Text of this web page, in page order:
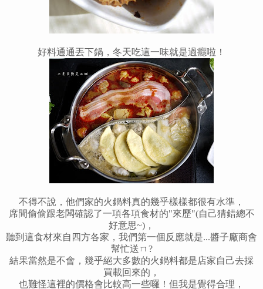
好料通通丟下鍋，冬天吃這一味就是過癮啦 ！
不得不說，他們家的火鍋料真的幾乎樣樣都很有水準，
席間偷偷跟老闆確認了一項各項食材的"來歷"(自己猜錯總不
好意思~)，
聽到這食材來自四方各家，我們第一個反應就是...醬子廠商會
幫忙送ㄇ?
結果當然是不會，幾乎絕大多數的火鍋料都是店家自己去採
買載回來的，
也難怪這裡的價格會比較高一些囉 ！ 但我是覺得合理，